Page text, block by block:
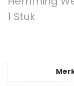
1 Stuk